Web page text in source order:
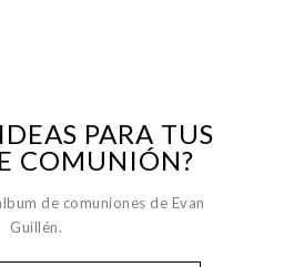
PARA TUS
COMUNIÓN?
de comuniones de Evan
Guillén.